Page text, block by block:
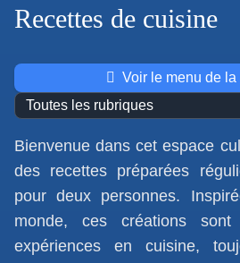
Recettes de cuisine
Voir le menu de
Bienvenue dans cet espace
des recettes préparées
pour deux personnes.
monde, ces créations
expériences en cuisine,